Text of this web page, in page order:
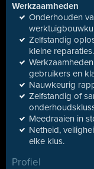
Werkzaamheden
Onderhouden
Zelfstandig
kleine reparaties.
gebruikers en
Nauwkeurig
Zelfstandig of
Meedraaien in
Netheid,
elke klus.
Profiel